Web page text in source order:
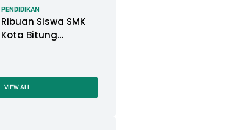
Langgar Konvensi
Hak Anak
PENDIDIKAN
Ribuan Siswa SMK
Kota Bitung
Ajaran 2022-2023
VIEW ALL